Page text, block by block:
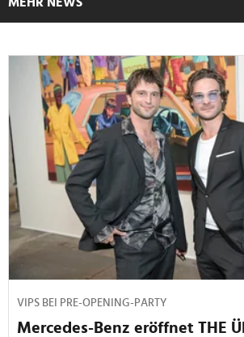
VIPS BEI PRE-OPENING-PARTY
Mercedes-Benz eröffnet THE